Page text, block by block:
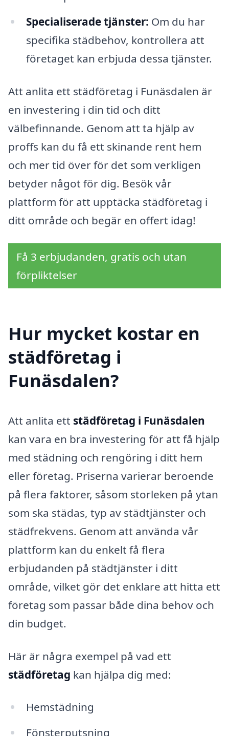
Specialiserade tjänster: Om du har
specifika städbehov, kontrollera att
företaget kan erbjuda dessa tjänster.
Att anlita ett städföretag i Funäsdalen är
en investering i din tid och ditt
välbefinnande. Genom att ta hjälp av
proffs kan du få ett skinande rent hem
och mer tid över för det som verkligen
betyder något för dig. Besök vår
plattform för att upptäcka städföretag i
ditt område och begär en offert idag!
Få 3 erbjudanden, gratis och utan
förpliktelser
Hur mycket kostar en
städföretag i
Funäsdalen?
Att anlita ett städföretag i Funäsdalen
kan vara en bra investering för att få hjälp
med städning och rengöring i ditt hem
eller företag. Priserna varierar beroende
på flera faktorer, såsom storleken på ytan
som ska städas, typ av städtjänster och
städfrekvens. Genom att använda vår
plattform kan du enkelt få flera
erbjudanden på städtjänster i ditt
område, vilket gör det enklare att hitta ett
företag som passar både dina behov och
din budget.
Här är några exempel på vad ett
städföretag kan hjälpa dig med:
Hemstädning
Fönsterputsning